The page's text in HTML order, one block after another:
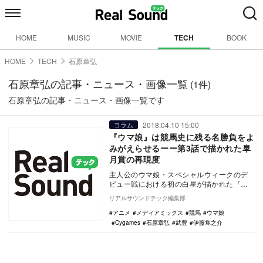
HOME MUSIC MOVIE TECH BOOK
HOME TECH 石原章弘
石原章弘の記事・ニュース・画像一覧 (1件)
石原章弘の記事・ニュース・画像一覧です
コラム 2018.04.10 15:00
『ウマ娘』は競馬史に残る名勝負をよ
みがえらせるーー第3話で描かれた皐
月賞の再現度
主人公のウマ娘・スペシャルウィークのデ
ビュー戦における初の白星が描かれた『ウ
マ娘 プリティーダービー』（TOKYO MXほ
か）第…
リアルサウンドテック編集部
アニメ
メディアミックス 競馬
ウマ娘
Cygames
石原章弘 武豊 伊藤隼之介